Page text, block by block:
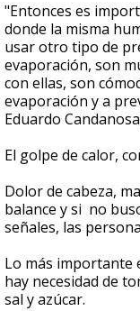
"Entonces es
donde la misma
usar otro tipo de
evaporación, son
con ellas, son
evaporación y a
Eduardo
El golpe de calor,
Dolor de cabeza,
balance y si no
señales, las
Lo más importante
hay necesidad de
sal y azúcar.